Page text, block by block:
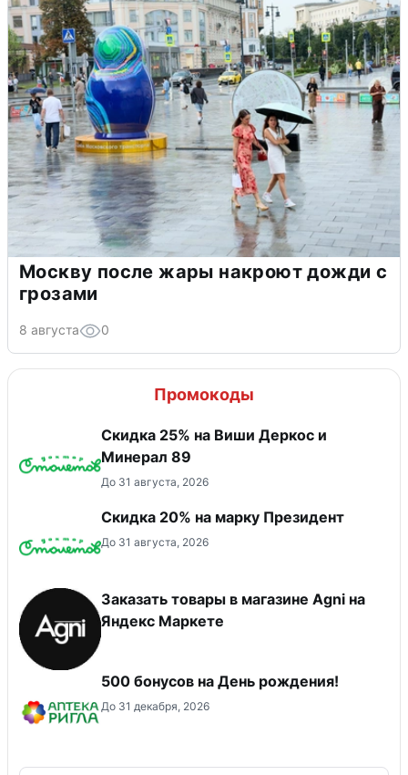
Москву после жары накроют дожди с
грозами
8 августа 0
Промокоды
Скидка 25% на Виши Деркос и
Минерал 89
До 31 августа, 2026
Скидка 20% на марку Президент
До 31 августа, 2026
Заказать товары в магазине Agni на
Яндекс Маркете
500 бонусов на День рождения!
До 31 декабря, 2026